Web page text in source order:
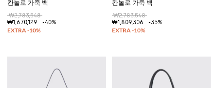
칸놀로 가죽 백
₩2,783,548
₩1,670,129
-40%
칸놀로 가죽 백
₩2,783,548
₩1,809,306
-35%